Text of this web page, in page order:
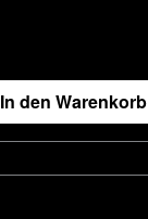
In den Warenkorb